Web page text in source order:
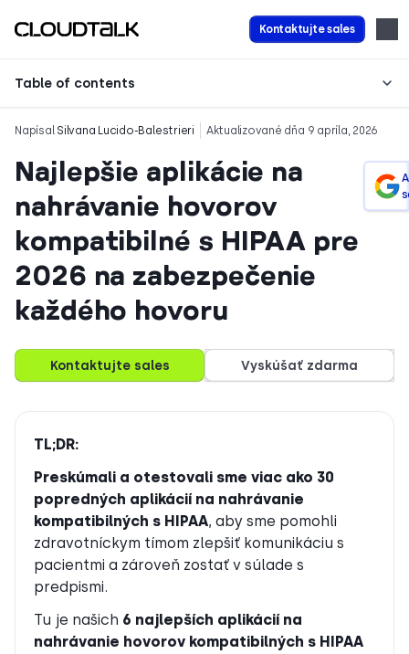
Kontaktujte sales
Table of contents
Napísal Silvana Lucido-Balestrieri Aktualizované dňa 9 apríla, 2026
Najlepšie aplikácie na
nahrávanie hovorov
kompatibilné s HIPAA pre
2026 na zabezpečenie
každého hovoru
Kontaktujte sales Vyskúšať zdarma
TL;DR:
Preskúmali a otestovali sme viac ako 30
popredných aplikácií na nahrávanie
kompatibilných s HIPAA, aby sme pomohli
zdravotníckym tímom zlepšiť komunikáciu s
pacientmi a zároveň zostať v súlade s
predpismi.
Tu je našich 6 najlepších aplikácií na
nahrávanie hovorov kompatibilných s HIPAA